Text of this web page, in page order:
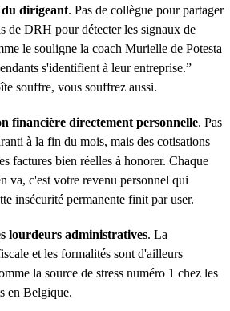
dirigeant. Pas de collègue pour partager
de DRH pour détecter les signaux de
le souligne la coach Murielle de Potesta
s'identifient à leur entreprise.”
souffre, vous souffrez aussi.
financière directement personnelle. Pas
à la fin du mois, mais des cotisations
factures bien réelles à honorer. Chaque
va, c'est votre revenu personnel qui
insécurité permanente finit par user.
lourdeurs administratives. La
et les formalités sont d'ailleurs
la source de stress numéro 1 chez les
en Belgique.